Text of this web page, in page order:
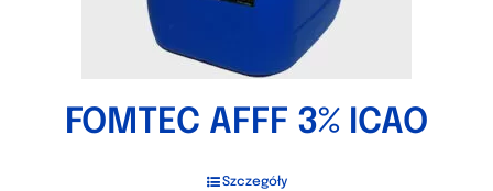
FOMTEC AFFF 3% ICAO
Szczegóły